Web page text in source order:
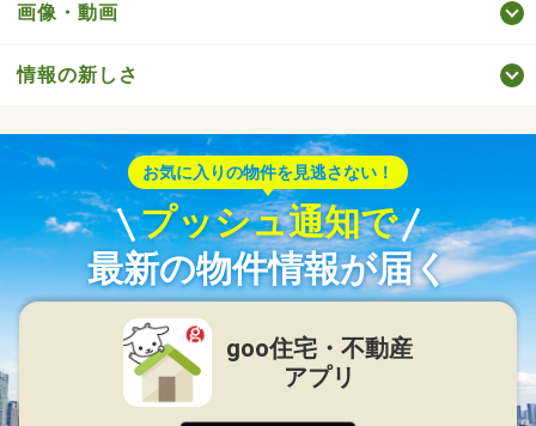
画像・動画
情報の新しさ
お気に入りの物件を見逃さない！
プッシュ通知で
最新の物件情報が届く
goo住宅・不動産
アプリ